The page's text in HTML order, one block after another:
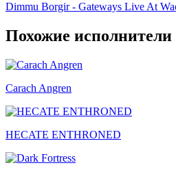
Dimmu Borgir - Gateways Live At
Похожие исполнители
Carach Angren
HECATE ENTHRONED